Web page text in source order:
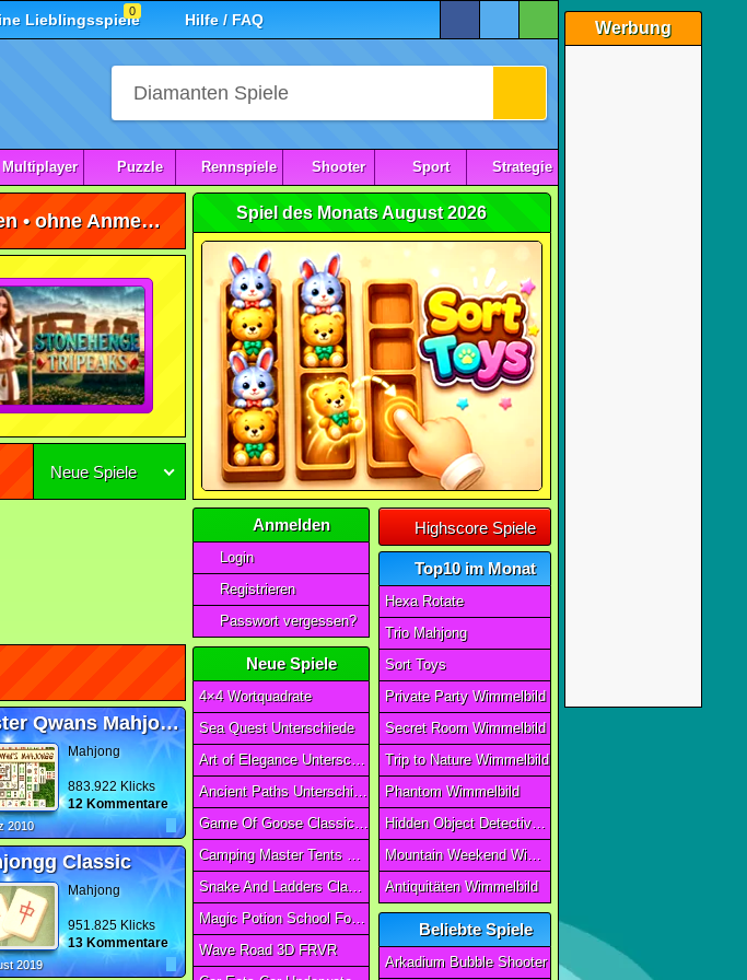
Werbung
Lieblingsspiele
0 Hilfe / FAQ
Multiplayer Puzzle Rennspiele Shooter Sport Strategie
Atlantis Bubble Shooter Spiele kostenlos online spielen • ohne Anmeldung 🕹️
Neue Spiele
Master Qwans Mahjongg
Mahjong
883.922 Klicks
12 Kommentare
2010
Classic
Mahjong
951.825 Klicks
13 Kommentare
2019
Spiel des Monats August 2026
Anmelden
Login
Registrieren
Passwort vergessen?
Neue Spiele
4×4 Wortquadrate
Sea Quest Unterschiede
Art of Elegance Unterschiede
Ancient Paths Unterschiede
Game Of Goose Classic Edition
Camping Master Tents & Trees
Snake And Ladders Classic
Magic Potion School For Witch
Wave Road 3D FRVR
Highscore Spiele
Top10 im Monat
Hexa Rotate
Trio Mahjong
Sort Toys
Private Party Wimmelbild
Secret Room Wimmelbild
Trip to Nature Wimmelbild
Phantom Wimmelbild
Hidden Object Detective Story
Mountain Weekend Wimmelbild
Antiquitäten Wimmelbild
Beliebte Spiele
Arkadium Bubble Shooter